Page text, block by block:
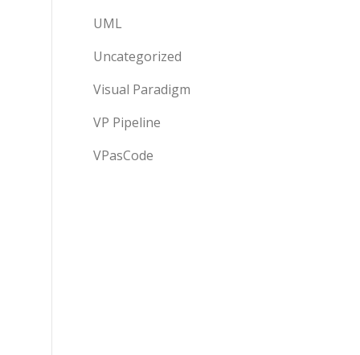
UML
Uncategorized
Visual Paradigm
VP Pipeline
VPasCode